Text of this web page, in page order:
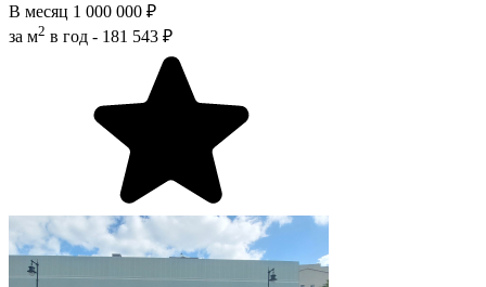
В месяц 1 000 000 ₽
за м2 в год - 181 543 ₽